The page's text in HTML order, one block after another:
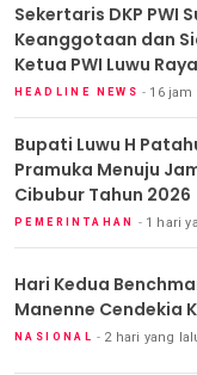
Sekertaris DKP PWI
Keanggotaan dan
Ketua PWI Luwu Raya
HEADLINE NEWS 16 jam
Bupati Luwu H
Pramuka Menuju
Cibubur Tahun 2026
PEMERINTAHAN 1 hari
Hari Kedua
Manenne Cendekia
NASIONAL 2 hari yang